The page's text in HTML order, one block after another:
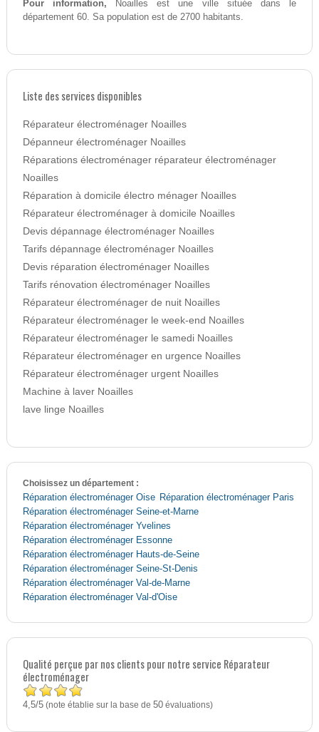
Pour information, Noailles est une ville située dans le
département 60. Sa population est de 2700 habitants.
Liste des services disponibles
Réparateur électroménager Noailles
Dépanneur électroménager Noailles
Réparations électroménager réparateur électroménager
Noailles
Réparation à domicile électro ménager Noailles
Réparateur électroménager à domicile Noailles
Devis dépannage électroménager Noailles
Tarifs dépannage électroménager Noailles
Devis réparation électroménager Noailles
Tarifs rénovation électroménager Noailles
Réparateur électroménager de nuit Noailles
Réparateur électroménager le week-end Noailles
Réparateur électroménager le samedi Noailles
Réparateur électroménager en urgence Noailles
Réparateur électroménager urgent Noailles
Machine à laver Noailles
lave linge Noailles
Choisissez un département :
Réparation électroménager Oise Réparation électroménager Paris
Réparation électroménager Seine-et-Marne
Réparation électroménager Yvelines
Réparation électroménager Essonne
Réparation électroménager Hauts-de-Seine
Réparation électroménager Seine-St-Denis
Réparation électroménager Val-de-Marne
Réparation électroménager Val-d'Oise
Qualité perçue par nos clients pour notre service Réparateur
électroménager
4,5/5(note établie sur la base de 50évaluations)